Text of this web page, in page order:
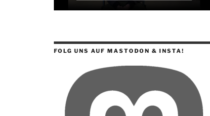
FOLG UNS AUF MASTODON & INSTA!